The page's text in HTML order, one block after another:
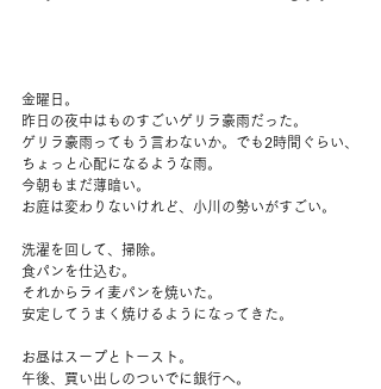
金曜日。
昨日の夜中はものすごいゲリラ豪雨だった。
ゲリラ豪雨ってもう言わないか。でも2時間ぐらい、
ちょっと心配になるような雨。
今朝もまだ薄暗い。
お庭は変わりないけれど、小川の勢いがすごい。
洗濯を回して、掃除。
食パンを仕込む。
それからライ麦パンを焼いた。
安定してうまく焼けるようになってきた。
お昼はスープとトースト。
午後、買い出しのついでに銀行へ。